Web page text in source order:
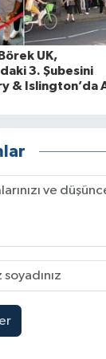
UK,
3. Şubesini
& Islington’da